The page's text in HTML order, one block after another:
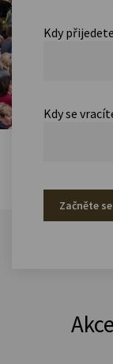
Kdy
Kdy se
Začněte